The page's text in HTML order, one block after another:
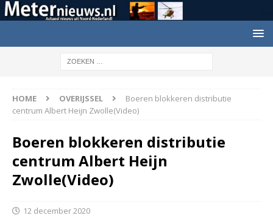
HOME OVERIJSSEL
Boeren blokkeren distributie
centrum Albert Heijn Zwolle(Video)
Boeren blokkeren distributie
centrum Albert Heijn
Zwolle(Video)
12 december 2020